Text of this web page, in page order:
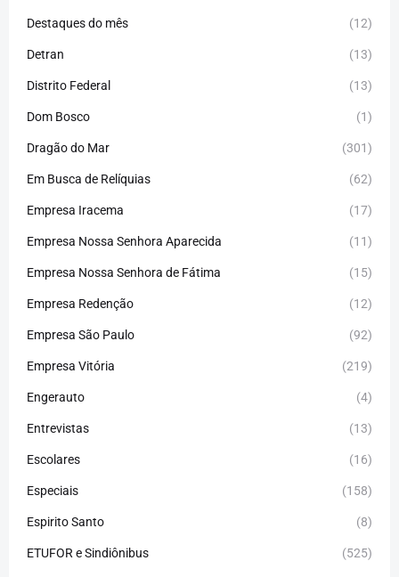
Destaques do mês (12)
Detran (13)
Distrito Federal (13)
Dom Bosco (1)
Dragão do Mar (301)
Em Busca de Relíquias (62)
Empresa Iracema (17)
Empresa Nossa Senhora Aparecida (11)
Empresa Nossa Senhora de Fátima (15)
Empresa Redenção (12)
Empresa São Paulo (92)
Empresa Vitória (219)
Engerauto (4)
Entrevistas (13)
Escolares (16)
Especiais (158)
Espirito Santo (8)
ETUFOR e Sindiônibus (525)